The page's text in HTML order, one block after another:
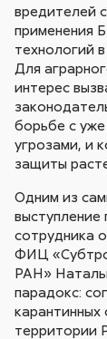
вредителей
применения
технологий
Для
интерес
борьбе с
угрозами, и
защиты
Одним из
выступление
сотрудника
ФИЦ
РАН»
парадокс:
территории